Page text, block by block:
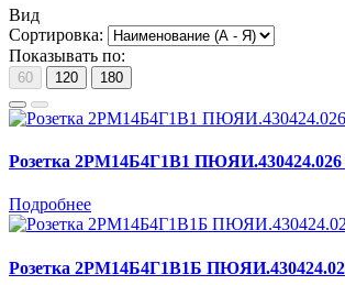
Вид
Сортировка:
Показывать по:
60 120 180
Розетка 2РМ14Б4Г1В1
Подробнее
Розетка 2РМ14Б4Г1В1Б